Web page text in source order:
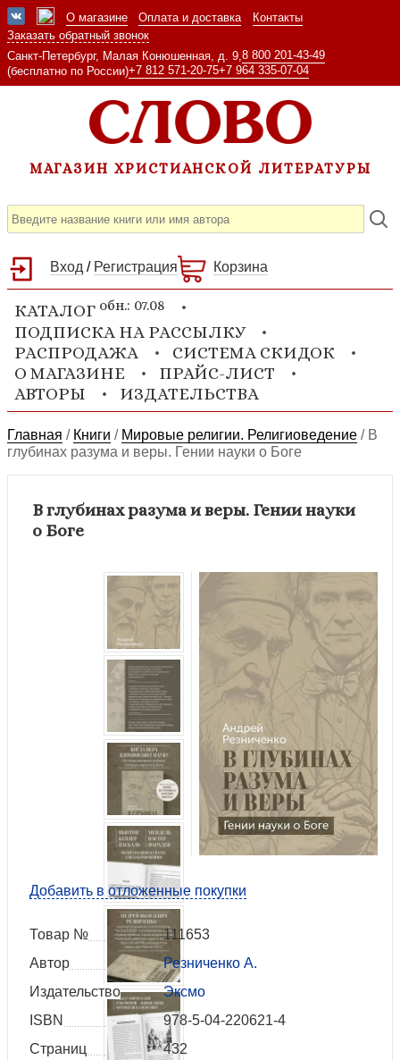
О магазине Оплата и доставка
Контакты
Заказать обратный звонок
Санкт-Петербург, Малая Конюшенная, д. 9, 8 800 201-43-49
(бесплатно по России)+7 812 571-20-75+7 964 335-07-04
МАГАЗИН ХРИСТИАНСКОЙ ЛИТЕРАТУРЫ
Вход / Регистрация Корзина
КАТАЛОГ обн.: 07.08
ПОДПИСКА НА РАССЫЛКУ
РАСПРОДАЖА
СИСТЕМА СКИДОК
О МАГАЗИНЕ
ПРАЙС-ЛИСТ
АВТОРЫ
ИЗДАТЕЛЬСТВА
Главная / Книги / Мировые религии. Религиоведение / В
глубинах разума и веры. Гении науки о Боге
В глубинах разума и веры. Гении науки
о Боге
Добавить в отложенные покупки
Товар №
111653
Автор
Резниченко А.
Издательство
Эксмо
ISBN
978-5-04-220621-4
Страниц
432